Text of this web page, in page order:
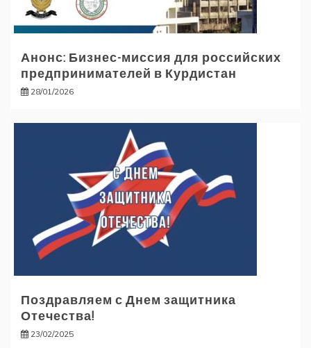
Анонс: Бизнес-миссия для российских
предпринимателей в Курдистан
28/01/2026
Поздравляем с Днем защитника
Отечества!
23/02/2025